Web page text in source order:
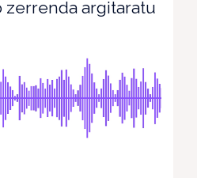
argitaratu